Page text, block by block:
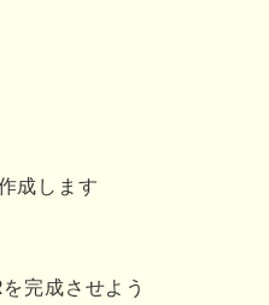
体験
知識
成します
完成させよう